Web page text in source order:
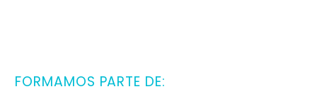
FORMAMOS PARTE DE: